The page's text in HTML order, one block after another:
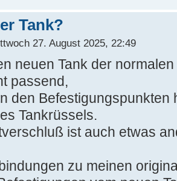
Tank?
27. August 2025, 22:49
neuen Tank der
passend,
den Befestigungspunkten
Tankrüssels.
ist auch etwas
zu meinen